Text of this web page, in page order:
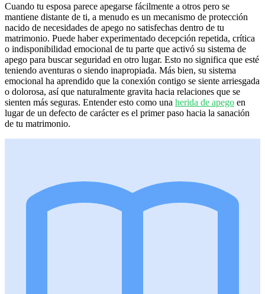
Cuando tu esposa parece apegarse fácilmente a otros pero se
mantiene distante de ti, a menudo es un mecanismo de protección
nacido de necesidades de apego no satisfechas dentro de tu
matrimonio. Puede haber experimentado decepción repetida, crítica
o indisponibilidad emocional de tu parte que activó su sistema de
apego para buscar seguridad en otro lugar. Esto no significa que esté
teniendo aventuras o siendo inapropiada. Más bien, su sistema
emocional ha aprendido que la conexión contigo se siente arriesgada
o dolorosa, así que naturalmente gravita hacia relaciones que se
sienten más seguras. Entender esto como una herida de apego en
lugar de un defecto de carácter es el primer paso hacia la sanación
de tu matrimonio.